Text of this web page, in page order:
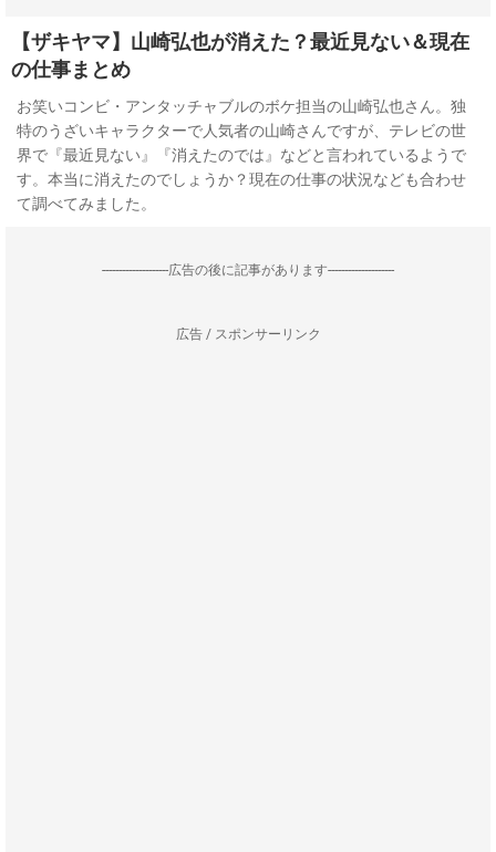
【ザキヤマ】山崎弘也が消えた？最近見ない＆現在
の仕事まとめ
お笑いコンビ・アンタッチャブルのボケ担当の山崎弘也さん。独
特のうざいキャラクターで人気者の山崎さんですが、テレビの世
界で『最近見ない』『消えたのでは』などと言われているようで
す。本当に消えたのでしょうか？現在の仕事の状況なども合わせ
て調べてみました。
--------------------広告の後に記事があります--------------------
広告 / スポンサーリンク